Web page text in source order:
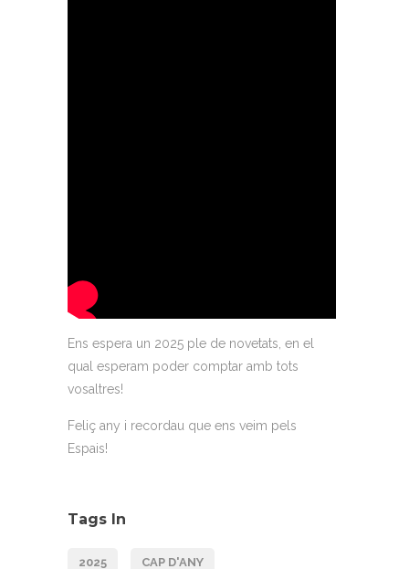
Ens espera un 2025 ple de novetats, en el
qual esperam poder comptar amb tots
vosaltres!
Feliç any i recordau que ens veim pels
Espais!
Tags In
2025 CAP D'ANY